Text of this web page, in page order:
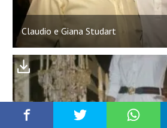
Claudio e Giana Studart